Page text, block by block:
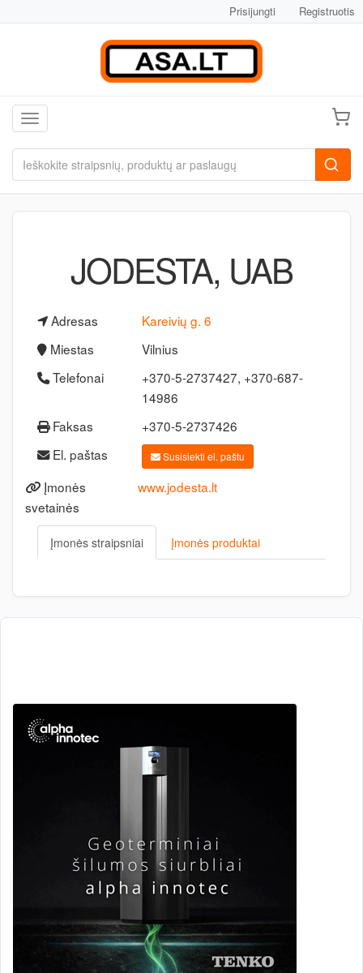
Prisijungti Registruotis
Toggle navigation
JODESTA, UAB
Adresas
Kareivių g. 6
Miestas
Vilnius
Telefonai
+370-5-2737427, +370-687-
14986
Faksas
+370-5-2737426
El. paštas
Susisiekti el. paštu
Įmonės
svetainės
www.jodesta.lt
Įmonės straipsniai Įmonės produktai